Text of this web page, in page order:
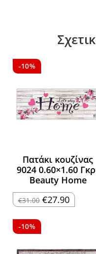
-10%
Πατάκι κουζίνας
9024 0.60×1.60
Beauty Home
€31.00 Original
price
€27.90Η
τρέχουσα
-10%